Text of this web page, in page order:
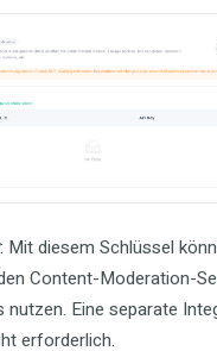
: Mit diesem Schlüssel
Content-Moderation-
nutzen. Eine separate
erforderlich.